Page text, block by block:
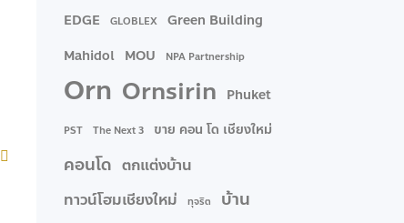
EDGE GLOBLEX
Green Building
Mahidol MOU NPA Partnership
Orn Ornsirin Phuket
PST The Next 3 ขาย คอน โด เชียงใหม่
คอนโด ตกแต่งบ้าน
ทาวน์โฮมเชียงใหม่
ทุจริต บ้าน